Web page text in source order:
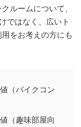
ルームについて、
ではなく、広いト
をお考えの方にも
（バイクコン
（趣味部屋向